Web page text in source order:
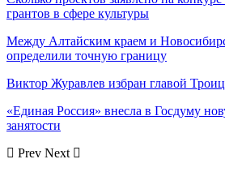
грантов в сфере культуры
Между Алтайским краем и
определили точную границу
Виктор Журавлев избран главой
«Единая Россия» внесла в Госдуму
занятости
Prev Next